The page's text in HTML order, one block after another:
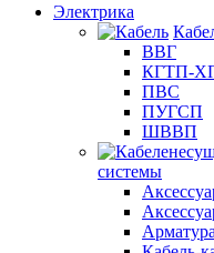
Электрика
ВВГ
КГТП-
ПВС
ПУГСП
ШВВП
системы